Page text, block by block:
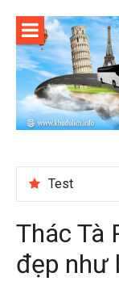
content
Test
Thác Tà
đẹp như